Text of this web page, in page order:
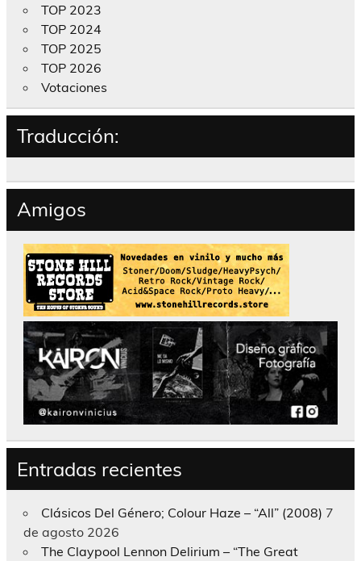
TOP 2023
TOP 2024
TOP 2025
TOP 2026
Votaciones
Traducción:
Amigos
Entradas recientes
Clásicos Del Género; Colour Haze – “All” (2008) 7
de agosto 2026
The Claypool Lennon Delirium – “The Great